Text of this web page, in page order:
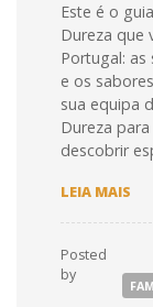
Este é o
Dureza que
Portugal: as
e os
sua equipa
Dureza
descobrir
LEIA MAIS
Posted
by